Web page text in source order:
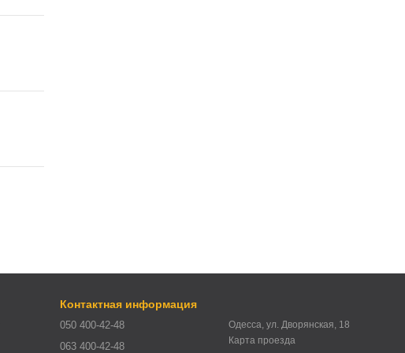
Контактная информация
050 400-42-48
063 400-42-48
Одесса, ул. Дворянская, 18
Карта проезда